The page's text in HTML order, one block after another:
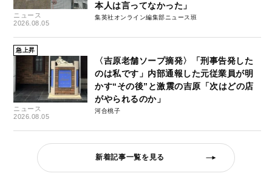
ニュース
2026.08.05
本人は言ってなかった」
集英社オンライン編集部ニュース班
急上昇
ニュース
2026.08.05
〈吉原老舗ソープ摘発〉「刑事告発した
のは私です」内部通報した元従業員が明
かす“その後”と激震の吉原「次はどの店
がやられるのか」
河合桃子
新着記事一覧を見る